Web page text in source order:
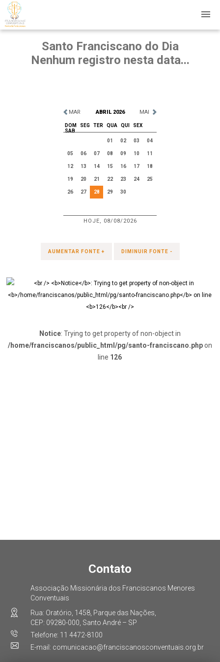
Santo Franciscano do Dia
Nenhum registro nesta data...
MAR ABRIL 2026 MAI
DOM SEG TER QUA QUI
SEX
SAB
01
02 03 04
05 06 07 08 09 10 11
12 13 14 15 16 17 18
19 20 21 22 23 24 25
26 27 28 29 30
HOJE, 08/08/2026
AUMENTAR FONTE + DIMINUIR FONTE -
Notice: Trying to get property of non-object in
/home/franciscanos/public_html/pg/santo-franciscano.phpon
line 126
Contato
Associação Missionária dos Franciscanos Menores
Conventuais
Rua: Oratório, 1458, Parque das Nações,
CEP: 09280-000, Santo André – SP
Telefone: 11 4472-8100
E-mail: comunicacao@franciscanosconventuais.org.br